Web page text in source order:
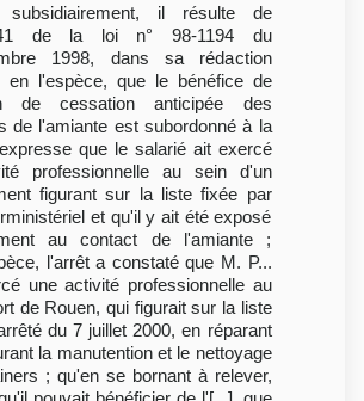
il résulte de
de la loi n° 98-1194 du
1998, dans sa rédaction
en l'espèce, que le bénéfice de
de cessation anticipée des
de l'amiante est subordonné à la
que le salarié ait exercé
professionnelle au sein d'un
figurant sur la liste fixée par
et qu'il y ait été exposé
au contact de l'amiante ;
l'arrêt a constaté que M. P...
une activité professionnelle au
de Rouen, qui figurait sur la liste
du 7 juillet 2000, en réparant
la manutention et le nettoyage
; qu'en se bornant à relever,